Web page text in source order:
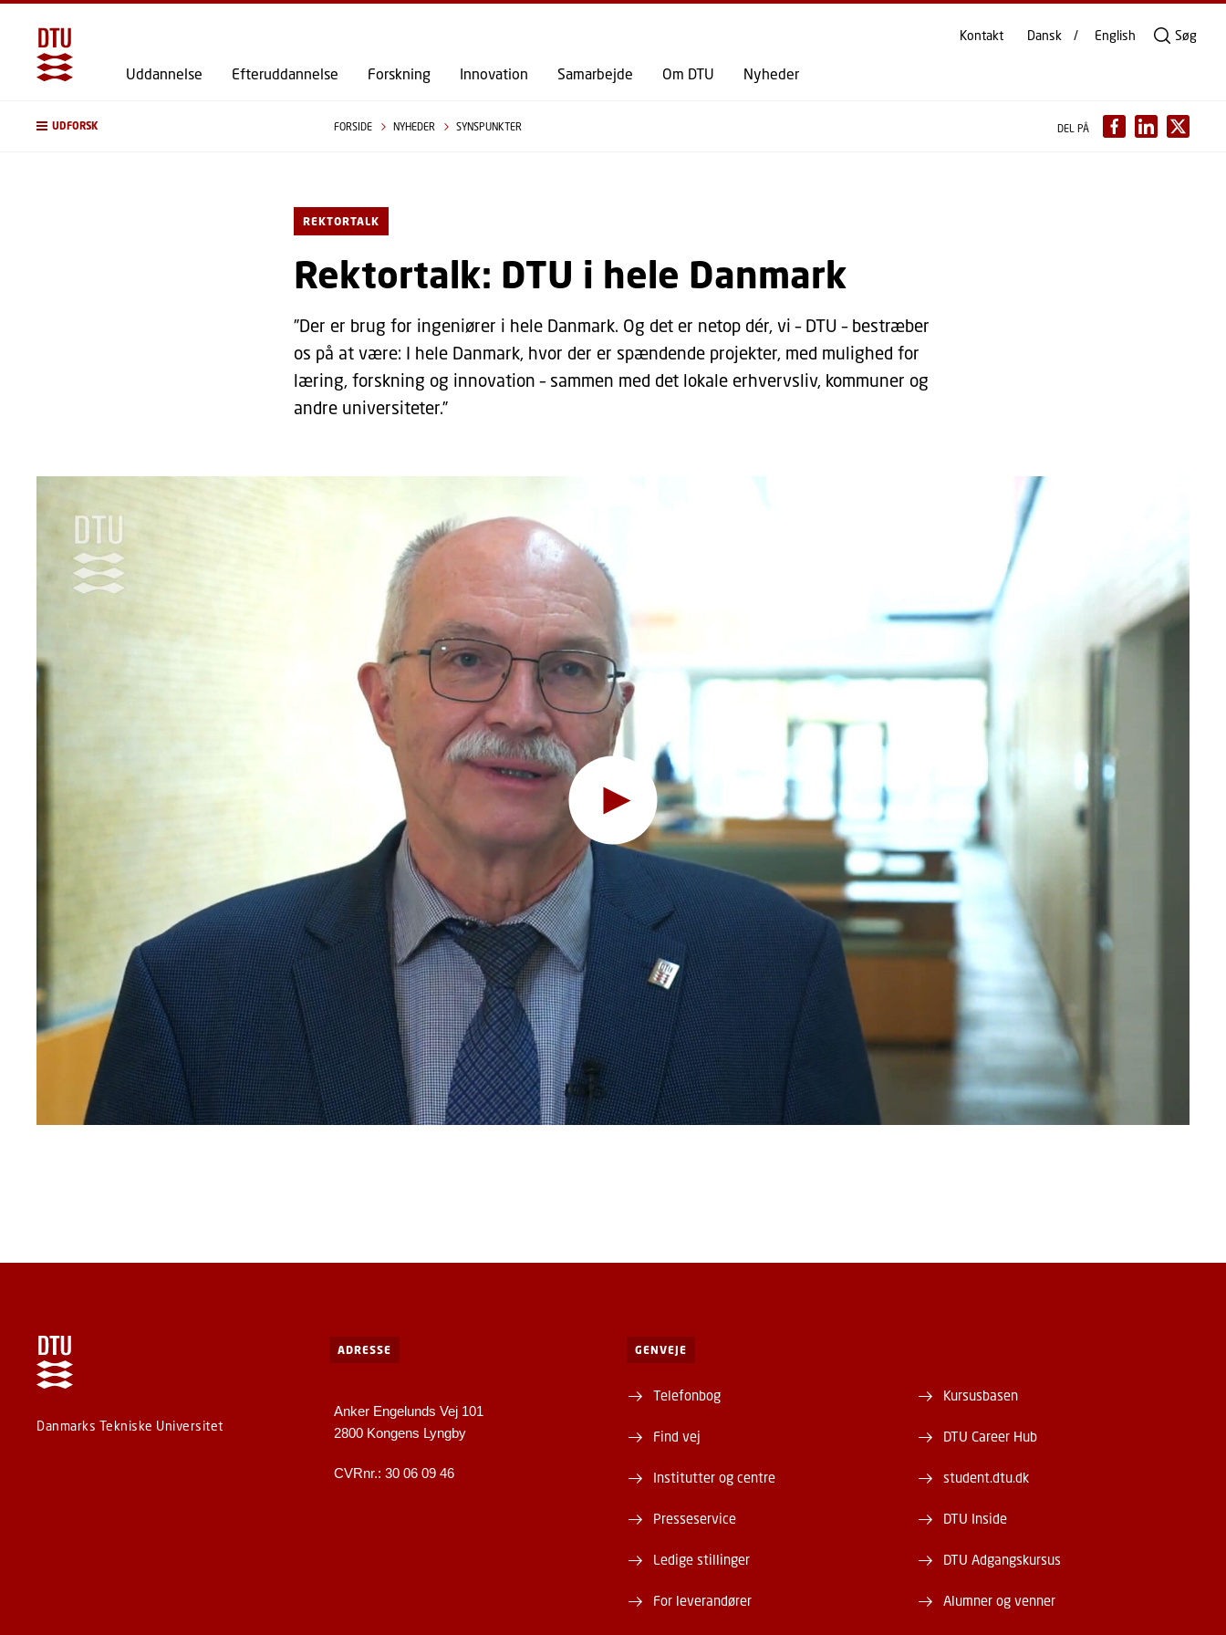
GÅ TIL PRIMÆRT INDHOLD (TRYK ENTER).
Uddannelse Efteruddannelse Forskning Innovation Samarbejde Om DTU Nyheder
Kontakt Dansk English Søg
UDFORSK FORSIDE NYHEDER SYNSPUNKTER DEL PÅ
REKTORTALK
Rektortalk: DTU i hele Danmark
”Der er brug for ingeniører i hele Danmark. Og det er netop dér, vi – DTU – bestræber
os på at være: I hele Danmark, hvor der er spændende projekter, med mulighed for
læring, forskning og innovation – sammen med det lokale erhvervsliv, kommuner og
andre universiteter.”
Hov, denne funktion kræver cookies
For at se indholdet skal du ændre dit cookie-samtykke til at tillade funktionalitet og målretning cookies
Danmarks Tekniske Universitet
ADRESSE
Anker Engelunds Vej 101
2800 Kongens Lyngby
CVRnr.: 30 06 09 46
GENVEJE
Telefonbog
Find vej
Institutter og centre
Presseservice
Ledige stillinger
For leverandører
Kursusbasen
DTU Career Hub
student.dtu.dk
DTU Inside
DTU Adgangskursus
Alumner og venner